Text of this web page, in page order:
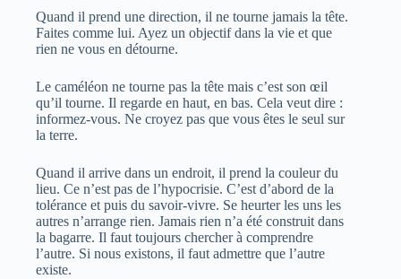
Quand il prend une direction, il ne tourne jamais la tête.
Faites comme lui. Ayez un objectif dans la vie et que
rien ne vous en détourne.
Le caméléon ne tourne pas la tête mais c’est son œil
qu’il tourne. Il regarde en haut, en bas. Cela veut dire :
informez-vous. Ne croyez pas que vous êtes le seul sur
la terre.
Quand il arrive dans un endroit, il prend la couleur du
lieu. Ce n’est pas de l’hypocrisie. C’est d’abord de la
tolérance et puis du savoir-vivre. Se heurter les uns les
autres n’arrange rien. Jamais rien n’a été construit dans
la bagarre. Il faut toujours chercher à comprendre
l’autre. Si nous existons, il faut admettre que l’autre
existe.